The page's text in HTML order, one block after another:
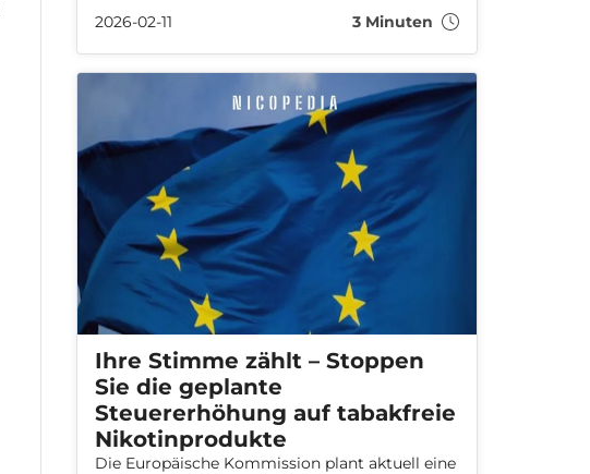
auf Kritik. Sie warnen davor, dass politische
2026-02-11 3 Minuten
Ihre Stimme zählt – Stoppen
Sie die geplante
Steuererhöhung auf tabakfreie
Nikotinprodukte
Die Europäische Kommission plant aktuell eine